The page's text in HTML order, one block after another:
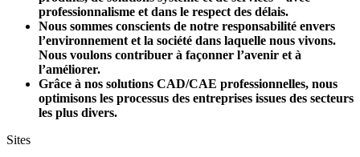
professionnalisme et dans le respect des délais.
Nous sommes conscients de notre responsabilité envers
l’environnement et la société dans laquelle nous vivons.
Nous voulons contribuer à façonner l’avenir et à
l’améliorer.
Grâce à nos solutions CAD/CAE professionnelles, nous
optimisons les processus des entreprises issues des secteurs
les plus divers.
Sites